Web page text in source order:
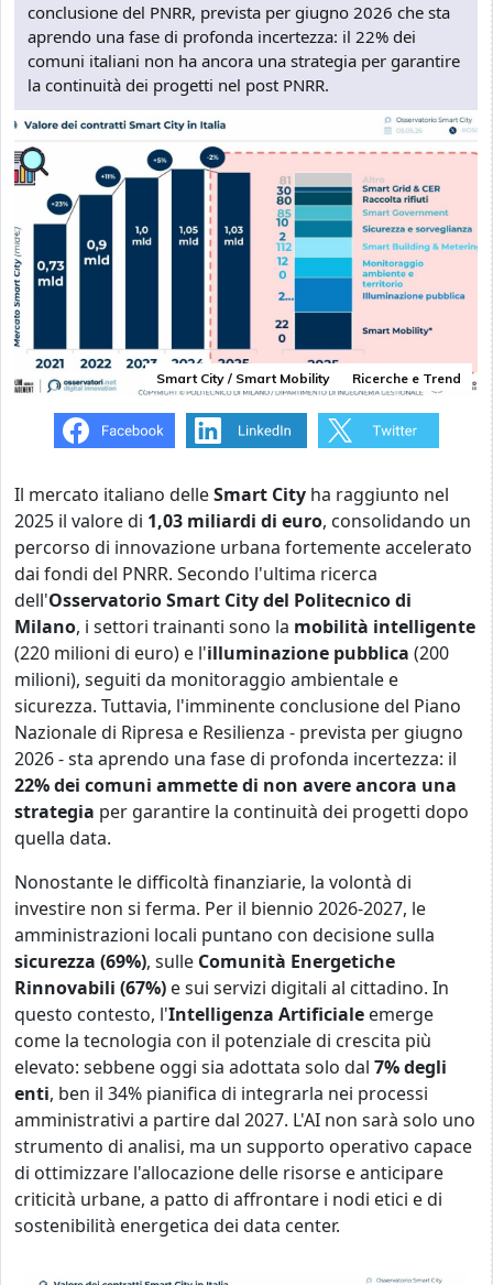
conclusione del PNRR, prevista per giugno 2026 che sta
aprendo una fase di profonda incertezza: il 22% dei
comuni italiani non ha ancora una strategia per garantire
la continuità dei progetti nel post PNRR.
Smart City / Smart Mobility Ricerche e Trend
Il mercato italiano delleSmart City ha raggiunto nel
2025 il valore di 1,03 miliardi di euro, consolidando un
percorso di innovazione urbana fortemente accelerato
dai fondi del PNRR. Secondo l'ultima ricerca
dell'Osservatorio Smart City del Politecnico di
Milano, i settori trainanti sono la mobilità intelligente
(220 milioni di euro) e l'illuminazione pubblica (200
milioni), seguiti da monitoraggio ambientale e
sicurezza. Tuttavia, l'imminente conclusione del Piano
Nazionale di Ripresa e Resilienza - prevista per giugno
2026 - sta aprendo una fase di profonda incertezza: il
22% dei comuni ammette di non avere ancora una
strategia per garantire la continuità dei progetti dopo
quella data.
Nonostante le difficoltà finanziarie, la volontà di
investire non si ferma. Per il biennio 2026-2027, le
amministrazioni locali puntano con decisione sulla
sicurezza (69%), sulle Comunità Energetiche
Rinnovabili (67%) e sui servizi digitali al cittadino. In
questo contesto, l'Intelligenza Artificiale emerge
come la tecnologia con il potenziale di crescita più
elevato: sebbene oggi sia adottata solo dal 7% degli
enti, ben il 34% pianifica di integrarla nei processi
amministrativi a partire dal 2027. L'AI non sarà solo uno
strumento di analisi, ma un supporto operativo capace
di ottimizzare l'allocazione delle risorse e anticipare
criticità urbane, a patto di affrontare i nodi etici e di
sostenibilità energetica dei data center.